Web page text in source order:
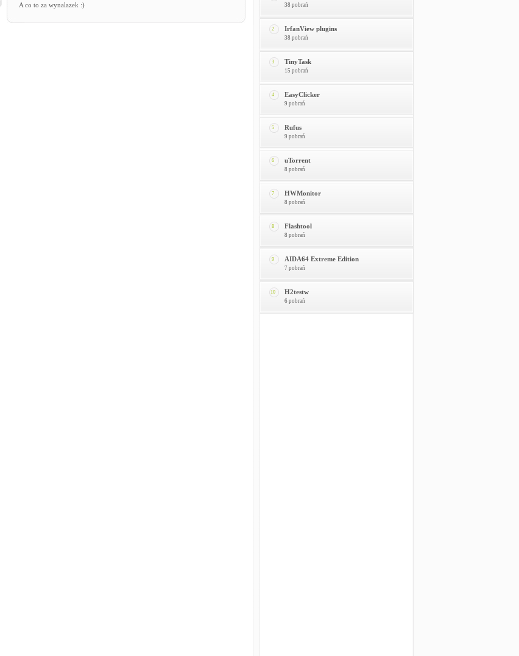
A co to za wynalazek :) 38 pobrań
2 IrfanView plugins
38 pobrań
3 TinyTask
15 pobrań
4 EasyClicker
9 pobrań
5 Rufus
9 pobrań
6 uTorrent
8 pobrań
7 HWMonitor
8 pobrań
8 Flashtool
8 pobrań
9 AIDA64 Extreme Edition
7 pobrań
10 H2testw
6 pobrań